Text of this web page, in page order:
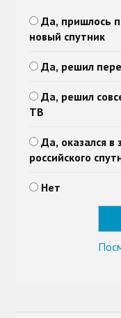
Да, пришлось
новый спутник
Да, решил
Да, решил
ТВ
Да, оказался
российского
Нет